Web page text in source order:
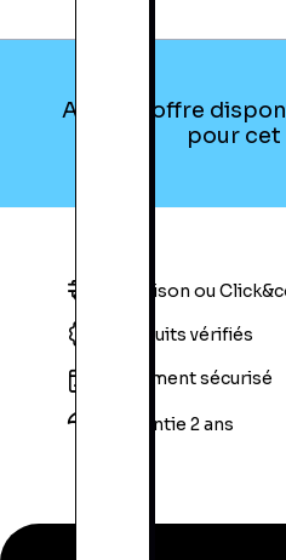
Aucune offre
pour
Livraison ou
Produits vérifiés
Paiement sécurisé
Garantie 2 ans